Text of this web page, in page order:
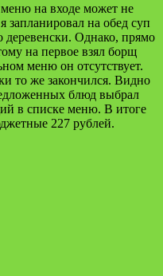
на входе может не
запланировал на обед суп
деревенски. Однако, прямо
на первое взял борщ
меню он отсутствует.
то же закончился. Видно
блюд выбрал
в списке меню. В итоге
227 рублей.